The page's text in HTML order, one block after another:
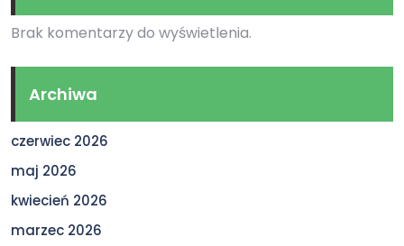
Brak komentarzy do wyświetlenia.
Archiwa
czerwiec 2026
maj 2026
kwiecień 2026
marzec 2026